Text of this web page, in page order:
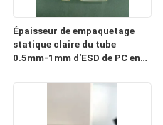
Épaisseur de empaquetage
statique claire du tube
0.5mm-1mm d'ESD de PC en